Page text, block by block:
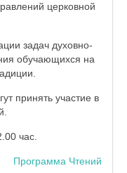
церковной
задач духовно-
обучающихся на
принять участие в
час.
Программа Чтений